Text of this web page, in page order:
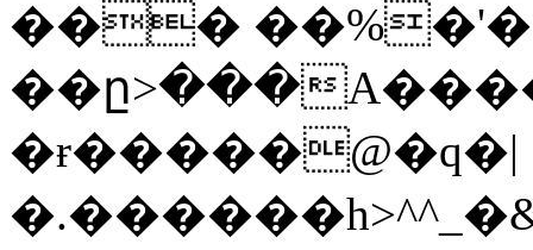
���
��ը>���
�ɍ�����@�q�|